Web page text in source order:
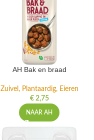
AH Bak en braad
Zuivel, Plantaardig, Eieren
€2,75
NAAR AH